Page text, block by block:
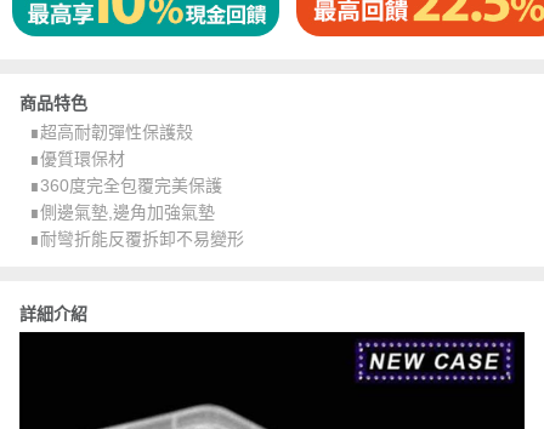
商品特色
∎超高耐韌彈性保護殼
∎優質環保材
∎360度完全包覆完美保護
∎側邊氣墊,邊角加強氣墊
∎耐彎折能反覆拆卸不易變形
詳細介紹